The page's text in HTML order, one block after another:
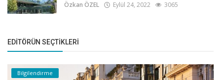
Özkan ÖZEL Eylül 24, 2022 3065
EDITÖRÜN SEÇTIKLERI
Bilgilendirme